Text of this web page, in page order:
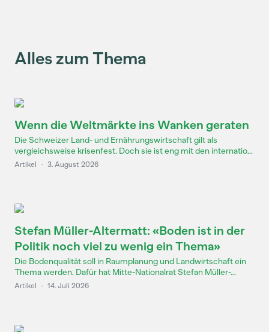
Alles zum Thema
Wenn die Weltmärkte ins Wanken geraten
Die Schweizer Land- und Ernährungswirtschaft gilt als
vergleichsweise krisenfest. Doch sie ist eng mit den internatio...
Artikel · 3. August 2026
Stefan Müller-Altermatt: «Boden ist in der
Politik noch viel zu wenig ein Thema»
Die Bodenqualität soll in Raumplanung und Landwirtschaft ein
Thema werden. Dafür hat Mitte-Nationalrat Stefan Müller-...
Artikel · 14. Juli 2026